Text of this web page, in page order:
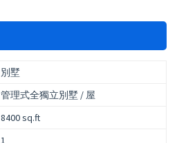
別墅
管理式全獨立別墅 / 屋
8400 sq.ft
1